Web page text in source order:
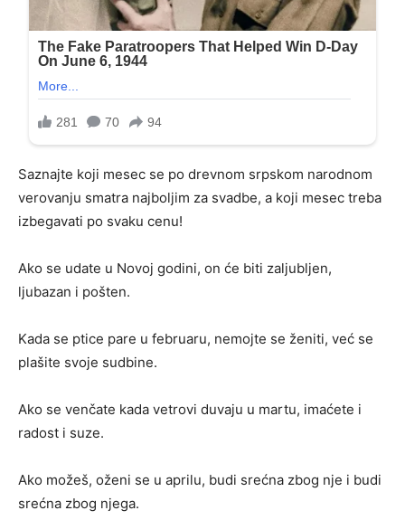
Saznajte koji mesec se po drevnom srpskom narodnom
verovanju smatra najboljim za svadbe, a koji mesec treba
izbegavati po svaku cenu!
Ako se udate u Novoj godini, on će biti zaljubljen,
ljubazan i pošten.
Kada se ptice pare u februaru, nemojte se ženiti, već se
plašite svoje sudbine.
Ako se venčate kada vetrovi duvaju u martu, imaćete i
radost i suze.
Ako možeš, oženi se u aprilu, budi srećna zbog nje i budi
srećna zbog njega.